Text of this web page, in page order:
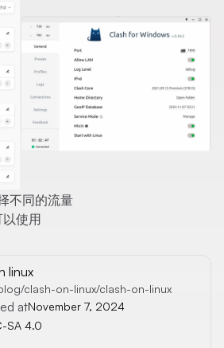
不同的流量
使用
linux
clash-on-linux/clash-on-linux
atNovember 7, 2024
SA 4.0